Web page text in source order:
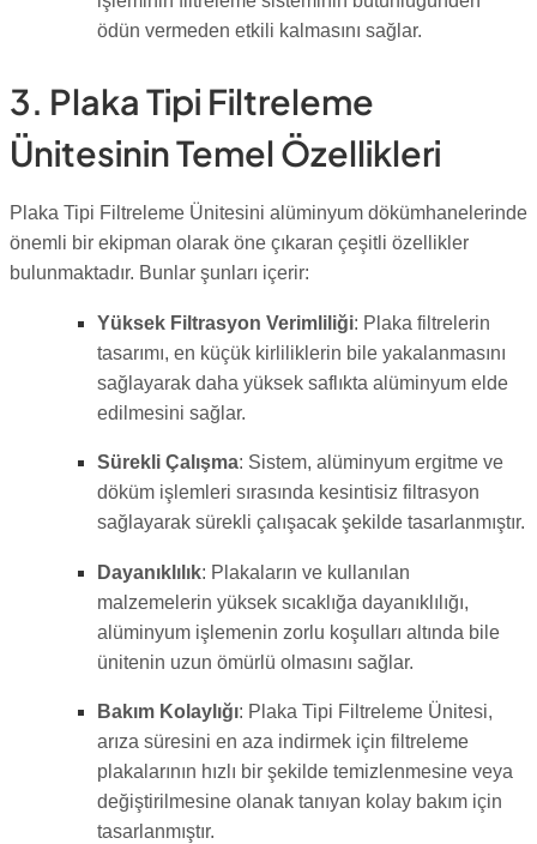
ödün vermeden etkili kalmasını sağlar.
3. Plaka Tipi Filtreleme
Ünitesinin Temel Özellikleri
Plaka Tipi Filtreleme Ünitesini alüminyum dökümhanelerinde
önemli bir ekipman olarak öne çıkaran çeşitli özellikler
bulunmaktadır. Bunlar şunları içerir:
Yüksek Filtrasyon Verimliliği: Plaka filtrelerin
tasarımı, en küçük kirliliklerin bile yakalanmasını
sağlayarak daha yüksek saflıkta alüminyum elde
edilmesini sağlar.
Sürekli Çalışma: Sistem, alüminyum ergitme ve
döküm işlemleri sırasında kesintisiz filtrasyon
sağlayarak sürekli çalışacak şekilde tasarlanmıştır.
Dayanıklılık: Plakaların ve kullanılan
malzemelerin yüksek sıcaklığa dayanıklılığı,
alüminyum işlemenin zorlu koşulları altında bile
ünitenin uzun ömürlü olmasını sağlar.
Bakım Kolaylığı: Plaka Tipi Filtreleme Ünitesi,
arıza süresini en aza indirmek için filtreleme
plakalarının hızlı bir şekilde temizlenmesine veya
değiştirilmesine olanak tanıyan kolay bakım için
tasarlanmıştır.